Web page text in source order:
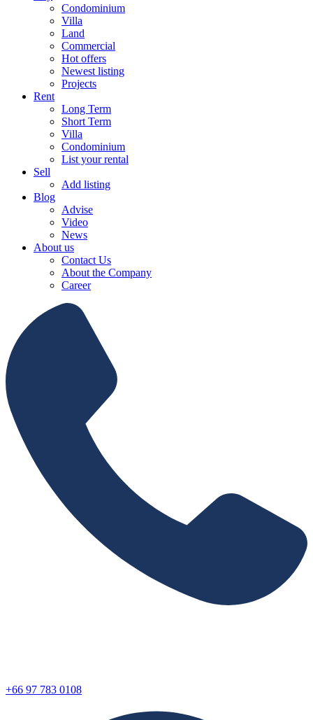
Condominium
Villa
Land
Commercial
Hot offers
Newest listing
Projects
Rent
Long Term
Short Term
Villa
Condominium
List your rental
Sell
Add listing
Blog
Advise
Video
News
About us
Contact Us
About the Company
Career
+66 97 783 0108